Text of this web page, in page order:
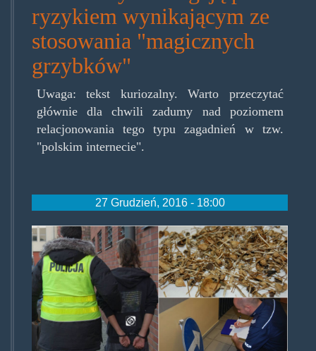
ryzykiem wynikającym ze
stosowania "magicznych
grzybków"
Uwaga: tekst kuriozalny. Warto przeczytać
głównie dla chwili zadumy nad poziomem
relacjonowania tego typu zagadnień w tzw.
"polskim internecie".
27 Grudzień, 2016 - 18:00